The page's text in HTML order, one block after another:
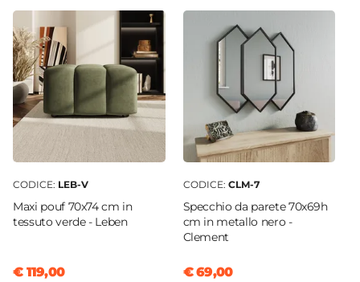
Verniciatura a polvere
Caratteristiche
Altezza regolabile| Con schienale
Poggiapiedi
Impilabile
No
CODICE: LEB-V
Maxi pouf 70x74 cm in
tessuto verde - Leben
€ 119,00
CODICE: CLM-7
Specchio da parete 70x69h
cm in metallo nero -
Clement
€ 69,00